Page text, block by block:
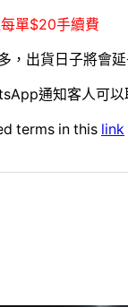
單$20手續費
，出貨日子將會
通知客人可
terms in this link